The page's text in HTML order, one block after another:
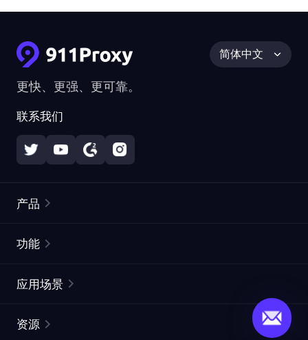
更快、更强、更可靠。
联系我们
简体中文
产品
静态住宅代理
功能
ISP代理
应用场景
资源